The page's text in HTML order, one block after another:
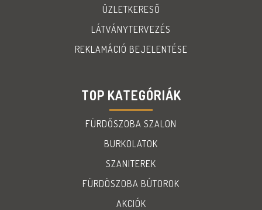
ÜZLETKERESŐ
LÁTVÁNYTERVEZÉS
REKLAMÁCIÓ BEJELENTÉSE
TOP KATEGÓRIÁK
FÜRDŐSZOBA SZALON
BURKOLATOK
SZANITEREK
FÜRDÖSZOBA BÚTOROK
AKCIÓK